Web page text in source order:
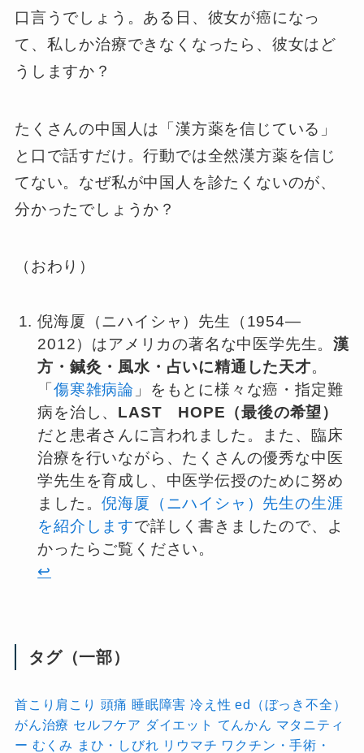
口言うでしょう。ある日、彼女が癌になっ
て、私しか治療できなくなったら、彼女はど
うしますか？
たくさんの中国人は「漢方薬を信じている」
と口で話すだけ。行動では全然漢方薬を信じ
てない。なぜ私が中国人を診たくないのが、
分かったでしょうか？
（おわり）
倪海厦（ニハイシャ）先生（1954—
2012）はアメリカの著名な中医学先生。漢
方・鍼灸・風水・占いに精通した天才。
「傷寒雑病論 」をもとに様々な癌・指定難
病を治し、 LAST HOPE（最後の希望）
だと患者さんに言われました。また、臨床
治療を行いながら、たくさんの優秀な中医
学先生を育成し、中医学伝授のために努め
ました。倪海厦（ニハイシャ）先生の生涯
を紹介しますで詳しく書きましたので、よ
かったらご覧ください。
↩︎
タグ（一部）
首こり肩こり 頭痛 睡眠障害 冷え性 ed（ぼっき不全）
がん治療 セルフケア ダイエット てんかん マタニティ
ー むくみ まひ・しびれ リウマチ ワクチン・手術・